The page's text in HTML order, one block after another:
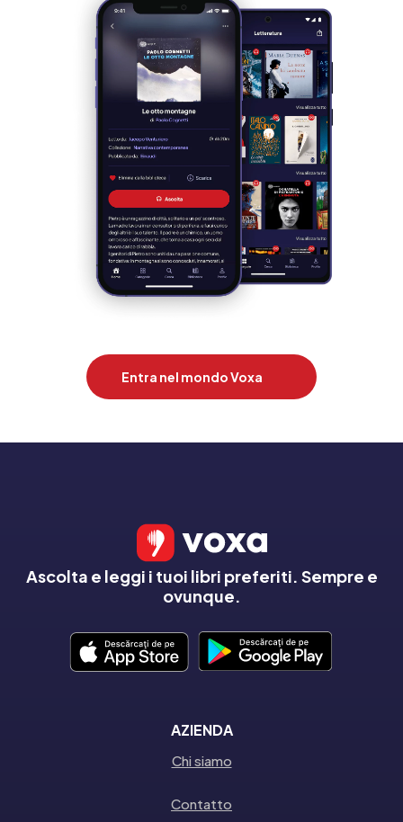
Entra nel mondo Voxa
Ascolta e leggi i tuoi libri preferiti. Sempre e
ovunque.
AZIENDA
Chi siamo
Contatto